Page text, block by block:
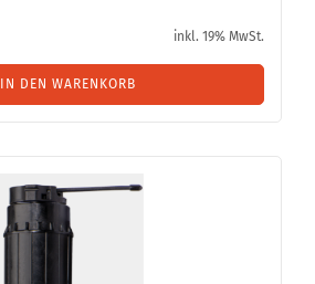
inkl. 19% MwSt.
IN DEN WARENKORB